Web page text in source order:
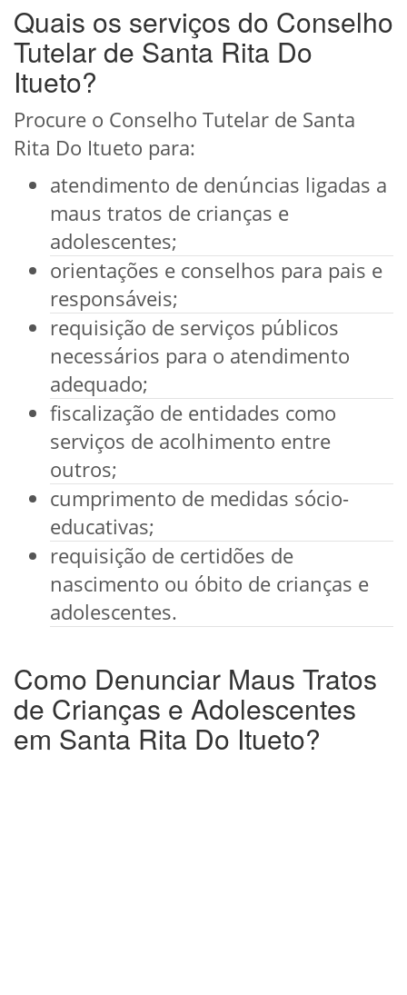
Quais os serviços do Conselho
Tutelar de Santa Rita Do
Itueto?
Procure o Conselho Tutelar de Santa
Rita Do Itueto para:
atendimento de denúncias ligadas a
maus tratos de crianças e
adolescentes;
orientações e conselhos para pais e
responsáveis;
requisição de serviços públicos
necessários para o atendimento
adequado;
fiscalização de entidades como
serviços de acolhimento entre
outros;
cumprimento de medidas sócio-
educativas;
requisição de certidões de
nascimento ou óbito de crianças e
adolescentes.
Como Denunciar Maus Tratos
de Crianças e Adolescentes
em Santa Rita Do Itueto?